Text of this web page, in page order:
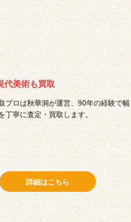
代美術も買取
プロは秋華洞が運営、90年の経験で幅
丁寧に査定・買取します。
詳細はこちら